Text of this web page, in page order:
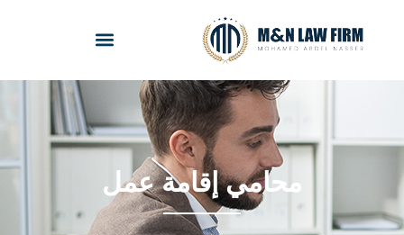
محامي إقامة عمل